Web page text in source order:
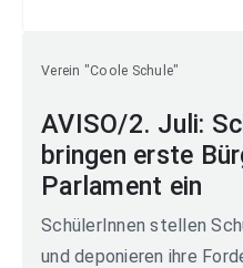
Verein "Coole Schule"
AVISO/2. Juli:
bringen erste
Parlament ein
SchülerInnen stellen
und deponieren ihre